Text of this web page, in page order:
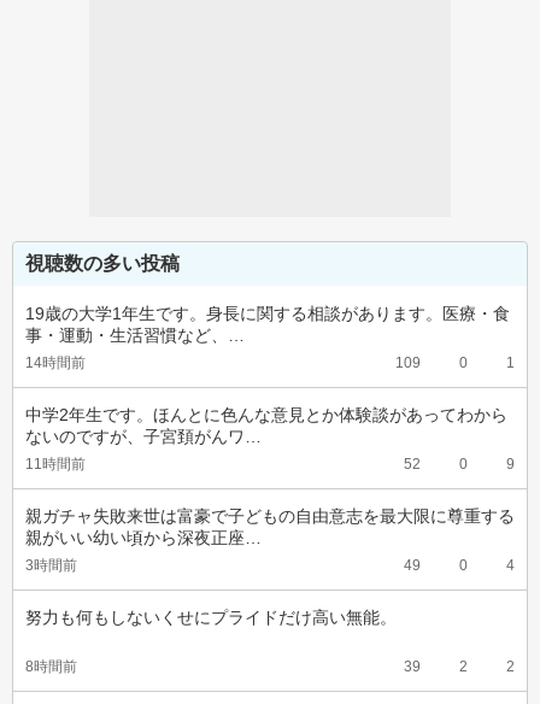
視聴数の多い投稿
19歳の大学1年生です。身長に関する相談があります。医療・食
事・運動・生活習慣など、…
14時間前 109 0 1
中学2年生です。ほんとに色んな意見とか体験談があってわから
ないのですが、子宮頚がんワ…
11時間前 52 0 9
親ガチャ失敗来世は富豪で子どもの自由意志を最大限に尊重する
親がいい幼い頃から深夜正座…
3時間前 49 0 4
努力も何もしないくせにプライドだけ高い無能。
8時間前 39 2 2